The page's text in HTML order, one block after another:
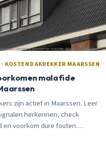
KOSTEN DAKDEKKER MAARSSEN
malafide
zijn actief in Maarssen. Leer
herkennen, check
en voorkom dure fouten.